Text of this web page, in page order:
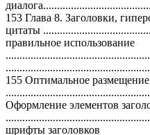
153 Глава 8. Заголовки,
цитаты
правильное использование
155 Оптимальное размещение
Оформление элементов
шрифты заголовков